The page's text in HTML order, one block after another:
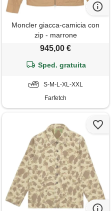
Moncler giacca-camicia con
zip - marrone
945,00 €
Sped. gratuita
S-M-L-XL-XXL
Farfetch